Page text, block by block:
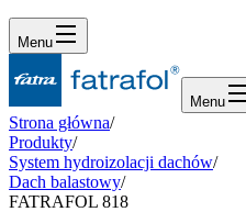
Menu
Menu
Strona główna/
Produkty/
System hydroizolacji dachów/
Dach balastowy/
FATRAFOL 818